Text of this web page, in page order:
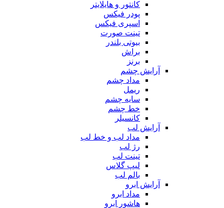
کانتور و هایلایتر
پودر فیکس
اسپری فیکس
تینت صورت
بیوتی بلندر
براش
برنز
آرایش چشم
مداد چشم
ریمل
سایه چشم
خط چشم
کانسیلر
آرایش لب
مداد لب و خط لب
رژ لب
تینت لب
لیپ گلاس
بالم لب
آرایش ابرو
مداد ابرو
هاشور ابرو